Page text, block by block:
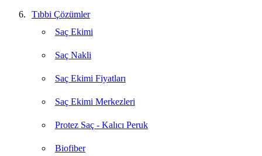
Tıbbi Çözümler
Saç Ekimi
Saç Nakli
Saç Ekimi Fiyatları
Saç Ekimi Merkezleri
Protez Saç - Kalıcı Peruk
Biofiber